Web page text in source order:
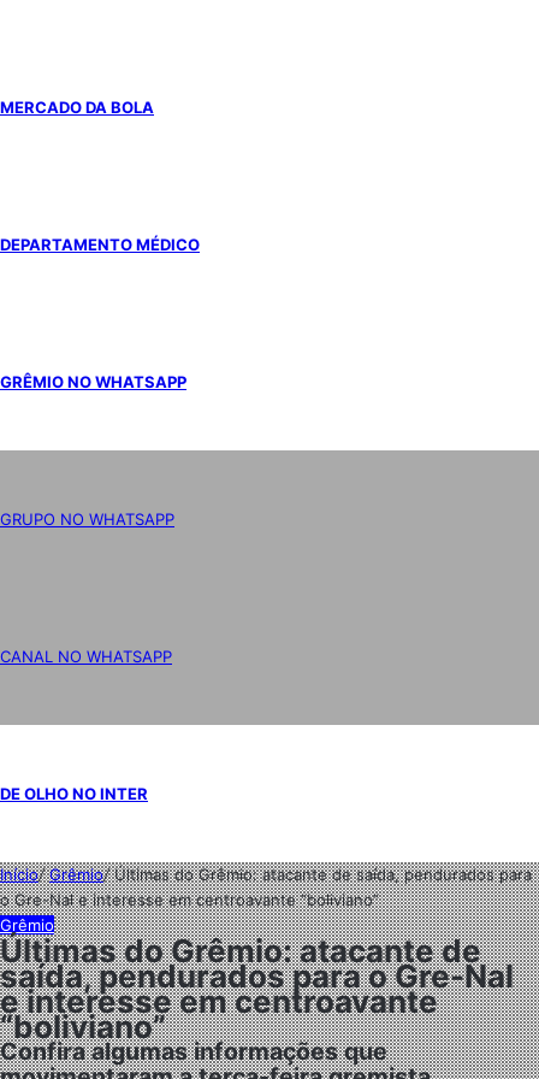
MERCADO DA BOLA
DEPARTAMENTO MÉDICO
GRÊMIO NO WHATSAPP
GRUPO NO WHATSAPP
CANAL NO WHATSAPP
DE OLHO NO INTER
Início/Grêmio/Últimas do Grêmio: atacante de saída, pendurados para
o Gre-Nal e interesse em centroavante “boliviano”
Grêmio
Últimas do Grêmio: atacante de
saída, pendurados para o Gre-Nal
e interesse em centroavante
“boliviano”
Confira algumas informações que